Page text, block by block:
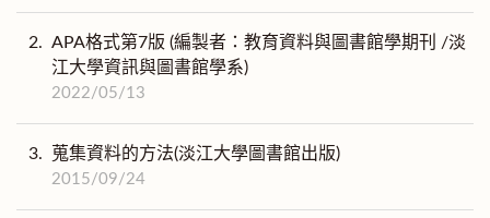
2. APA格式第7版 (編製者：教育資料與圖書館學期刊 /淡
江大學資訊與圖書館學系)
2022/05/13
3. 蒐集資料的方法(淡江大學圖書館出版)
2015/09/24